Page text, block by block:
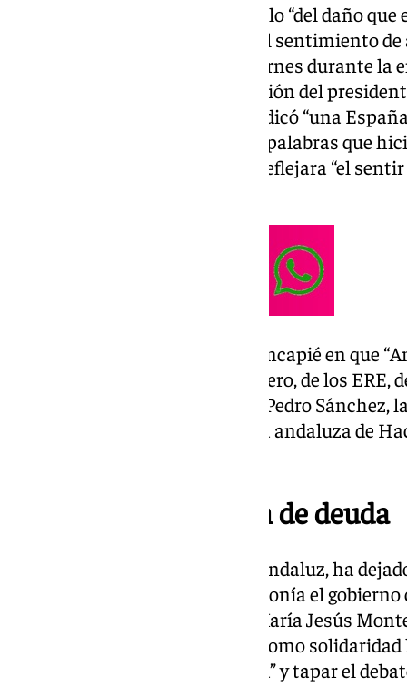
Para Antonio Repullo, un ejemplo “del daño
Pedro Sánchez a Andalucía y del sentimiento
esta tierra se vivió el pasado viernes durante la
Andalucía, durante la intervención del
En sus palabras, Moreno reivindicó “una
justa, una España equilibrada”, palabras que
en una ovación espontánea” y reflejara “el
Asimismo, Repullo ha hecho hincapié en que
Andalucía de María Jesús Montero, de los ERE,
existe”. “Es la mano derecha de Pedro
PSOE”. Para Repullo, la ministra andaluza de
Sobre la condonación de deuda
Ante esto, el portavoz popular andaluz, ha
de deuda que proponía el
propia ministra de Hacienda, María Jesús
“Montero pretende vendernos como
campaña de “ingeniería política” y tapar el